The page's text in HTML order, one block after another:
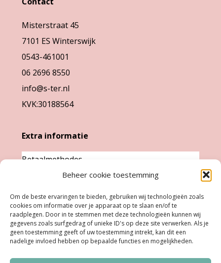
Beheer cookie toestemming
Om de beste ervaringen te bieden, gebruiken wij technologieën zoals
cookies om informatie over je apparaat op te slaan en/of te
raadplegen. Door in te stemmen met deze technologieën kunnen wij
gegevens zoals surfgedrag of unieke ID's op deze site verwerken. Als je
geen toestemming geeft of uw toestemming intrekt, kan dit een
nadelige invloed hebben op bepaalde functies en mogelijkheden.
Misterstraat 45
7101 ES Winterswijk
0543-461001
06 2696 8550
info@s-ter.nl
KVK:30188564
Extra informatie
Betaalmethodes
Garantie & klachten
verzendkosten
Retourneren
Openingstijden